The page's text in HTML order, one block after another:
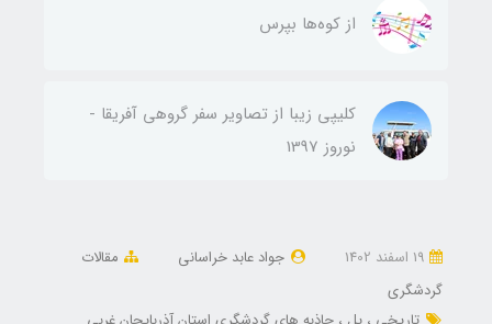
از کوه‌ها بپرس
کلیپی زیبا از تصاویر سفر گروهی آفریقا -
نوروز 1397
جواد عابد خراسانی
مقالات
گردشگری